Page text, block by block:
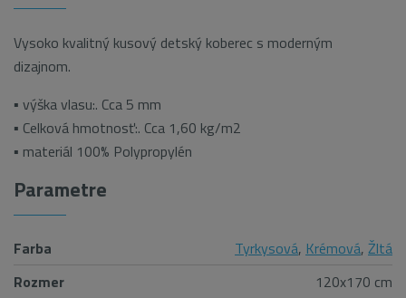
Vysoko kvalitný kusový detský koberec s moderným
dizajnom.
▪ výška vlasu:. Cca 5 mm
▪ Celková hmotnosť:. Cca 1,60 kg/m2
▪ materiál 100% Polypropylén
Parametre
Farba Tyrkysová, Krémová, Žltá
Rozmer
120x170 cm